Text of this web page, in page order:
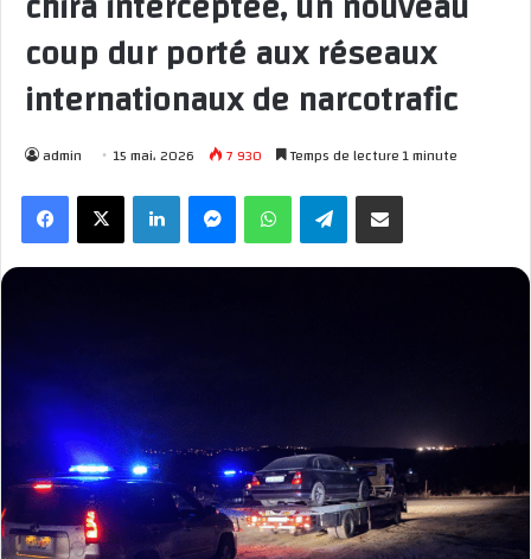
coup dur porté aux réseaux
internationaux de narcotrafic
admin 15 mai، 2026 7 930 Temps de lecture 1 minute
Telegram